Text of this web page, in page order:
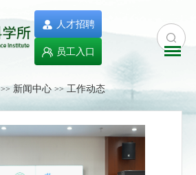
人才招聘
员工入口
>> 新闻中心 >> 工作动态